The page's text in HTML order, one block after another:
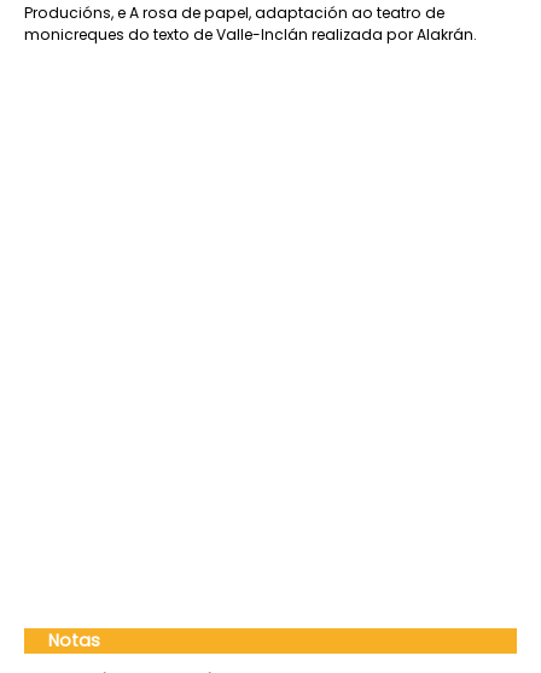
Producións, e A rosa de papel, adaptación ao teatro de
monicreques do texto de Valle-Inclán realizada por Alakrán.
Notas